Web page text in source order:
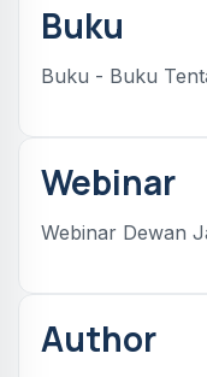
Buku
Buku - Buku
Webinar
Webinar Dewan
Author